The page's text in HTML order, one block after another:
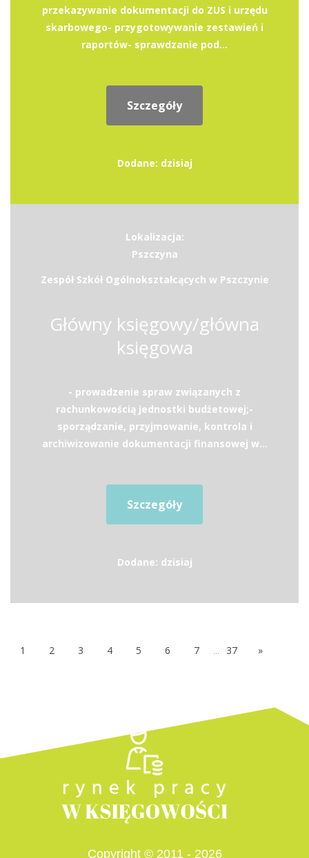
przekazywanie dokumentacji do ZUS i urzędu
skarbowego- przygotowywanie zestawień i
raportów- sprawdzanie pod...
Szczegóły
Dodane: dzisiaj
Lokalizacja:
Pszczyna
Zespół Szkół Ogólnokształcących w Pszczynie
Główny księgowy/główna
księgowa
- prowadzenie spraw związanych z
rachunkowością jednostki budżetowej;-
sporządzanie, przyjmowanie, kontrola i
archiwizowanie dokumentacji finansowej w...
Szczegóły
Dodane: dzisiaj
1 2 3 4 5 6 7 ... 37 »
Copyright © 2011 - 2026